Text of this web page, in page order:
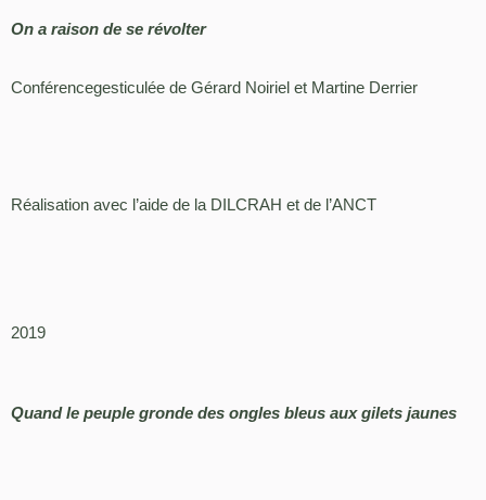
On a raison de se révolter
Conférencegesticulée de Gérard Noiriel et Martine Derrier
Réalisation avec l’aide de la DILCRAH et de l’ANCT
2019
Quand le peuple gronde des ongles bleus aux gilets jaunes